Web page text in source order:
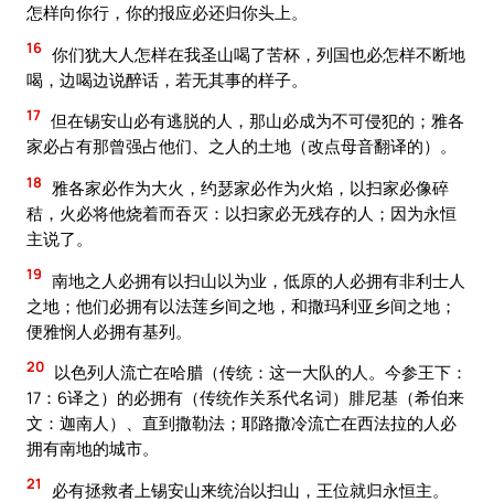
怎样向你行，你的报应必还归你头上。
16 你们犹大人怎样在我圣山喝了苦杯，列国也必怎样不断地
喝，边喝边说醉话，若无其事的样子。
17 但在锡安山必有逃脱的人，那山必成为不可侵犯的；雅各
家必占有那曾强占他们、之人的土地（改点母音翻译的）。
18 雅各家必作为大火，约瑟家必作为火焰，以扫家必像碎
秸，火必将他烧着而吞灭：以扫家必无残存的人；因为永恒
主说了。
19 南地之人必拥有以扫山以为业，低原的人必拥有非利士人
之地；他们必拥有以法莲乡间之地，和撒玛利亚乡间之地；
便雅悯人必拥有基列。
20 以色列人流亡在哈腊（传统：这一大队的人。今参王下：
17：6译之）的必拥有（传统作关系代名词）腓尼基（希伯来
文：迦南人）、直到撒勒法；耶路撒冷流亡在西法拉的人必
拥有南地的城市。
21 必有拯救者上锡安山来统治以扫山，王位就归永恒主。